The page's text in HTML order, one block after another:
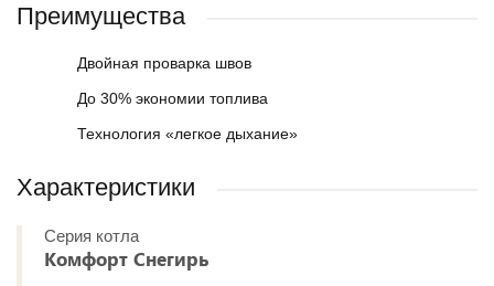
Преимущества
Двойная проварка швов
До 30% экономии топлива
Технология «легкое дыхание»
Характеристики
Серия котла
Комфорт Снегирь